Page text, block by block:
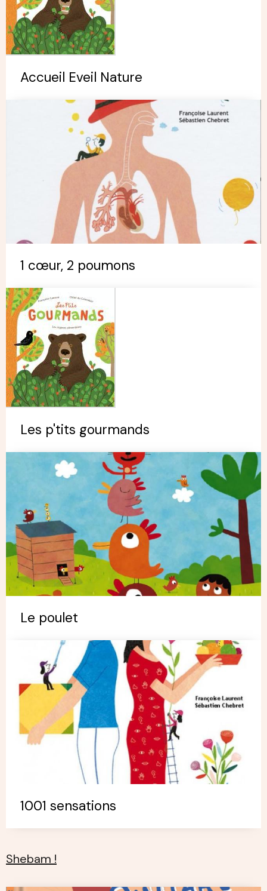
Accueil Eveil Nature
1 cœur, 2 poumons
Les p'tits gourmands
Le poulet
1001 sensations
Shebam !